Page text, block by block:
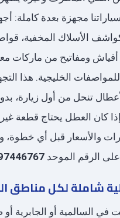
مجهزة بعدة كاملة:
كواشف الأسلاك المخفية،
أفياش ومفاتيح من ماركات
الخليجية. هذا
تنحل من أول زيارة،
كان العطل يحتاج قطعة
والأسعار قبل أي خطوة،
الرقم الموحد
شاملة لكل مناطق
في السالمية أو الجابرية